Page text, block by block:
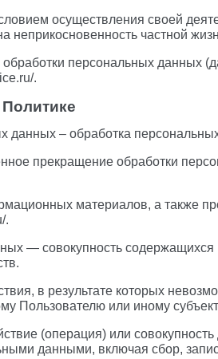
осуществления своей
частной
персональных данных
.
данных – обработка
прекращение обработки
материалов, а также
.
— совокупность
в результате которых
Пользователю или иному
(операция) или
данными, включая сбор,